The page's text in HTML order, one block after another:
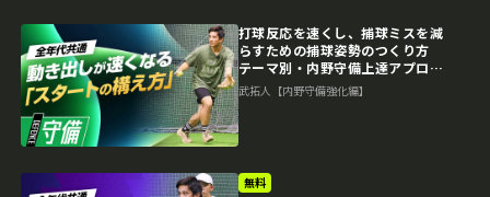
打球反応を速くし、捕球ミスを減
らすための捕球姿勢のつくり方
テーマ別・内野守備上達アプロー
チ
武拓人【内野守備強化編】
無料